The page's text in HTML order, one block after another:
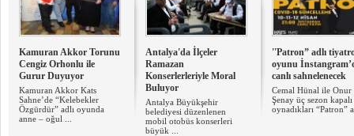
Kamuran Akkor Torunu
Cengiz Orhonlu ile
Gurur Duyuyor
Kamuran Akkor Kats
Sahne’de “Kelebekler
Özgürdür” adlı oyunda
anne – oğul ...
Antalya'da İlçeler
Ramazan
Konserlerleriyle Moral
Buluyor
Antalya Büyükşehir
belediyesi düzenlenen
mobil otobüs konserleri
büyük ...
''Patron” adlı
oyunu
canlı sahnelenecek
Cemal Hünal ile Onur
Şenay üç sezon
oynadıkları “Patron”